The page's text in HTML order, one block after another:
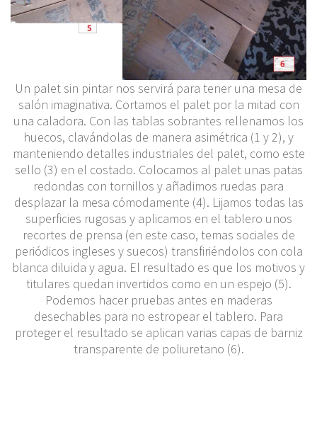
Un palet sin pintar nos servirá para tener una mesa de
salón imaginativa. Cortamos el palet por la mitad con
una caladora. Con las tablas sobrantes rellenamos los
huecos, clavándolas de manera asimétrica (1 y 2), y
manteniendo detalles industriales del palet, como este
sello (3) en el costado. Colocamos al palet unas patas
redondas con tornillos y añadimos ruedas para
desplazar la mesa cómodamente (4). Lijamos todas las
superficies rugosas y aplicamos en el tablero unos
recortes de prensa (en este caso, temas sociales de
periódicos ingleses y suecos) transfiriéndolos con cola
blanca diluida y agua. El resultado es que los motivos y
titulares quedan invertidos como en un espejo (5).
Podemos hacer pruebas antes en maderas
desechables para no estropear el tablero. Para
proteger el resultado se aplican varias capas de barniz
transparente de poliuretano (6).